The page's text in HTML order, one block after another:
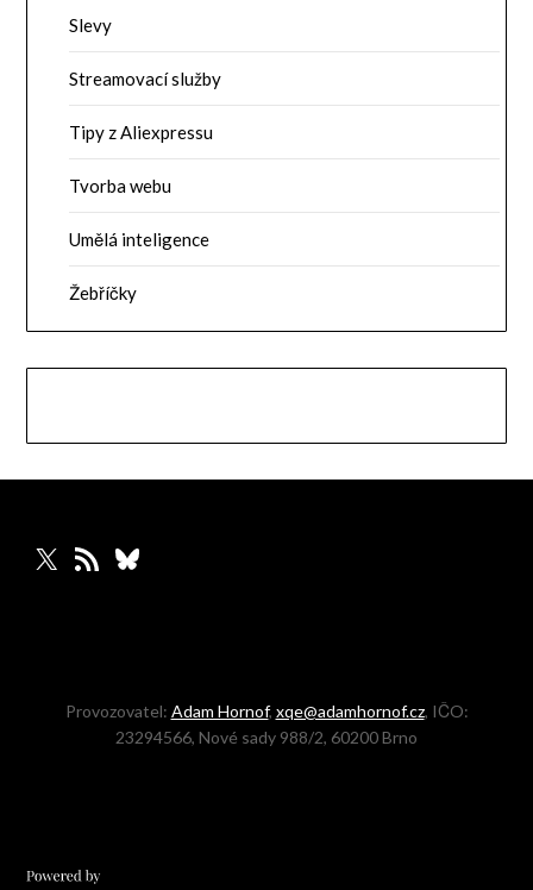
Slevy
Streamovací služby
Tipy z Aliexpressu
Tvorba webu
Umělá inteligence
Žebříčky
X RSS zdrojBluesky
Provozovatel: Adam Hornof, xqe@adamhornof.cz, IČO:
23294566, Nové sady 988/2, 60200 Brno